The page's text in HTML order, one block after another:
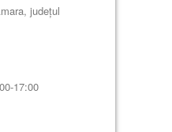
județul
17:00